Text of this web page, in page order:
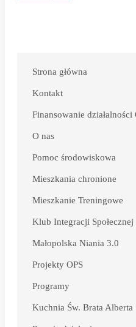
nowym
oknie
Strona główna
Kontakt
Finansowanie działalności
O nas
Pomoc środowiskowa
Mieszkania chronione
Mieszkanie Treningowe
Klub Integracji Społecznej
Małopolska Niania 3.0
Projekty OPS
Programy
Kuchnia Św. Brata Alberta